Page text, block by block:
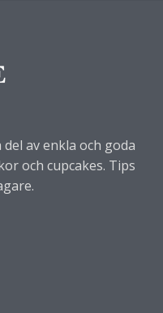
av enkla och goda
och cupcakes. Tips